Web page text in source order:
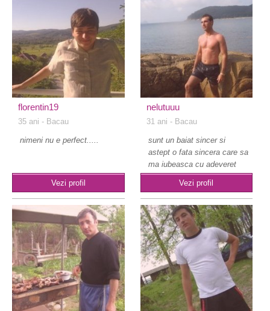
florentin19
35 ani - Bacau
nimeni nu e perfect.....
Vezi profil
nelutuuu
31 ani - Bacau
sunt un baiat sincer si
astept o fata sincera care sa
ma iubeasca cu adeveret
ch..
Vezi profil